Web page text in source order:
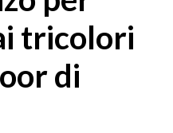
tricolori
di